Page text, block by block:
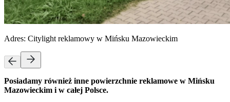
Adres: Citylight reklamowy w Mińsku Mazowieckim
Posiadamy również inne powierzchnie reklamowe w Mińsku
Mazowieckim i w całej Polsce.